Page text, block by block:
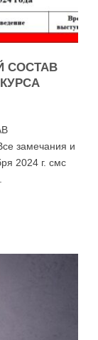
СОСТАВ
замечания и
2024 г. смс